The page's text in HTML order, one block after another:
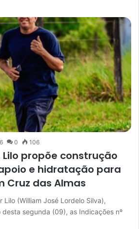
0 106
propõe construção
e hidratação para
Cruz das Almas
Lilo (William José Lordelo Silva),
desta segunda (09), as Indicações nº